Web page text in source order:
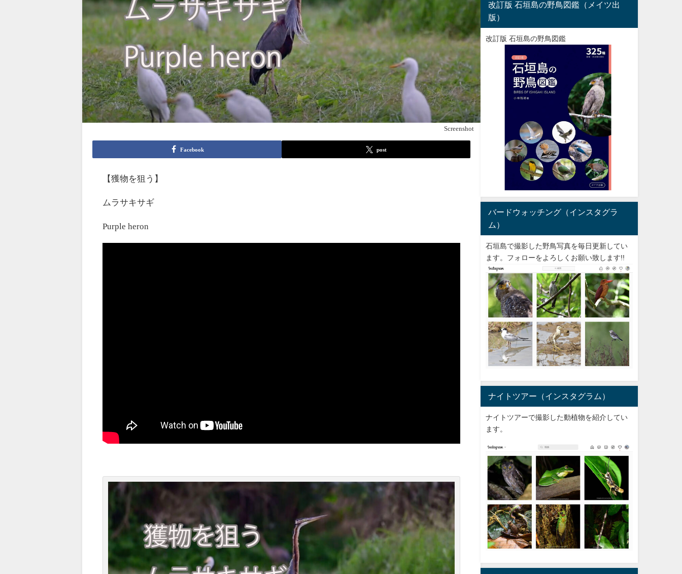
Screenshot
Facebook post
【獲物を狙う】
ムラサキサギ
Purple heron
改訂版 石垣島の野鳥図鑑（メイツ出
版）
改訂版 石垣島の野鳥図鑑
バードウォッチング（インスタグラ
ム）
石垣島で撮影した野鳥写真を毎日更新してい
ます。フォローをよろしくお願い致します!!
ナイトツアー（インスタグラム）
ナイトツアーで撮影した動植物を紹介してい
ます。